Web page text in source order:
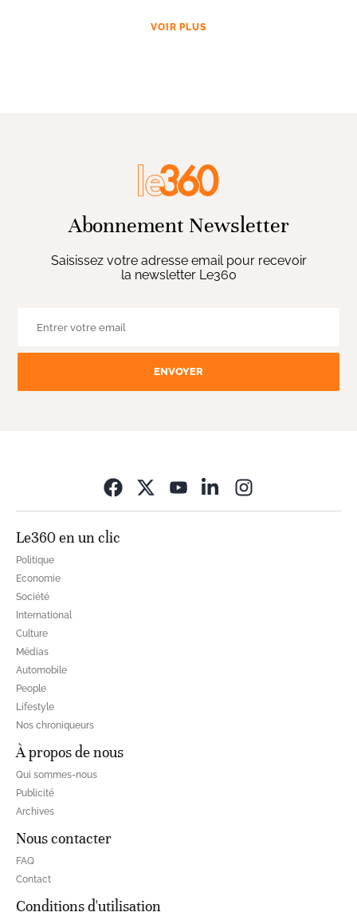
VOIR PLUS
Abonnement Newsletter
Saisissez votre adresse email pour recevoir
la newsletter Le360
ENVOYER
Le360 en un clic
Politique
Economie
Société
International
Culture
Médias
Automobile
People
Lifestyle
Nos chroniqueurs
À propos de nous
Qui sommes-nous
Publicité
Archives
Nous contacter
FAQ
Contact
Conditions d'utilisation